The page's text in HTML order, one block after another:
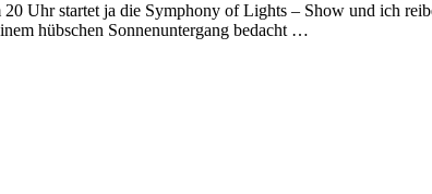
Uhr startet ja die Symphony of Lights – Show und ich
hübschen Sonnenuntergang bedacht …